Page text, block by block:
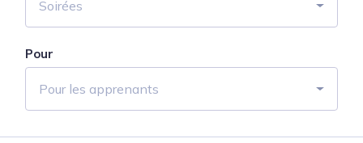
Soirées
Pour
Pour les apprenants